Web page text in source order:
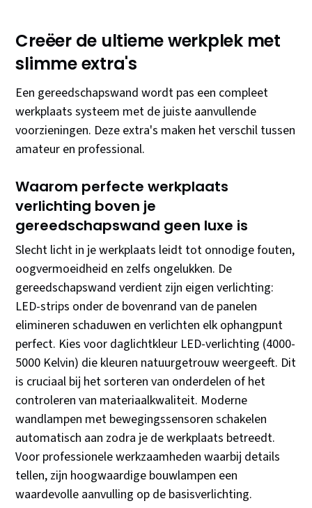
Creëer de ultieme werkplek met
slimme extra's
Een gereedschapswand wordt pas een compleet
werkplaats systeem met de juiste aanvullende
voorzieningen. Deze extra's maken het verschil tussen
amateur en professional.
Waarom perfecte werkplaats
verlichting boven je
gereedschapswand geen luxe is
Slecht licht in je werkplaats leidt tot onnodige fouten,
oogvermoeidheid en zelfs ongelukken. De
gereedschapswand verdient zijn eigen verlichting:
LED-strips onder de bovenrand van de panelen
elimineren schaduwen en verlichten elk ophangpunt
perfect. Kies voor daglichtkleur LED-verlichting (4000-
5000 Kelvin) die kleuren natuurgetrouw weergeeft. Dit
is cruciaal bij het sorteren van onderdelen of het
controleren van materiaalkwaliteit. Moderne
wandlampen met bewegingssensoren schakelen
automatisch aan zodra je de werkplaats betreedt.
Voor professionele werkzaamheden waarbij details
tellen, zijn hoogwaardige bouwlampen een
waardevolle aanvulling op de basisverlichting.